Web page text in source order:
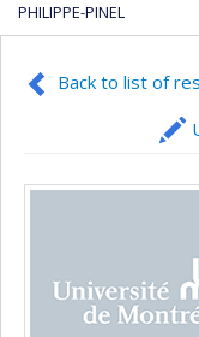
PHILIPPE-PINEL
Back to list of